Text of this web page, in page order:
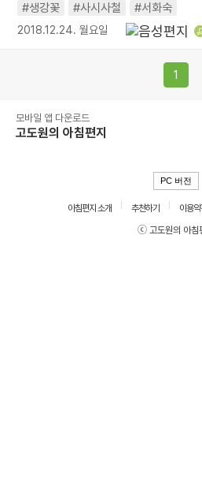
#생강꽃
#사시사철 #서화숙
2018.12.24. 월요일
1
모바일 앱 다운로드
고도원의 아침편지
PC 버전
아침편지 소개 추천하기 이용약
ⓒ 고도원의 아침